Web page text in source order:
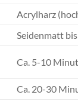
Acrylharz
Seidenmatt
Ca. 5-10
Ca. 20-30